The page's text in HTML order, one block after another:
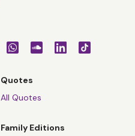
Quotes
All Quotes
Family Editions